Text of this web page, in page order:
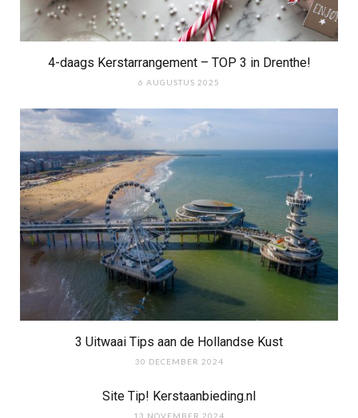
4-daags Kerstarrangement – TOP 3 in Drenthe!
6 AUGUSTUS 2025
3 Uitwaai Tips aan de Hollandse Kust
30 DECEMBER 2024
Site Tip! Kerstaanbieding.nl
13 NOVEMBER 2024